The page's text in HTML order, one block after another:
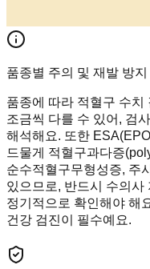
품종별 주의 및 재발 방지
품종에 따라 적혈구 수치
조금씩 다를 수 있어, 검
해석해요. 또한
드물게 적혈구과다증
순수적혈구무형성증, 주
있으므로, 반드시 수의사
정기적으로 확인해야 해
건강 검진이 필수예요.